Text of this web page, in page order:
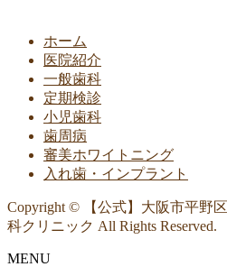
ホーム
医院紹介
一般歯科
定期検診
小児歯科
歯周病
審美ホワイトニング
入れ歯・インプラント
Copyright © 【公式】大阪市平野
科クリニック All Rights Reserved.
MENU